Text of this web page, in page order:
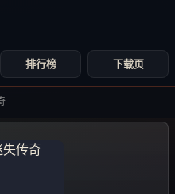
排行榜 下载页